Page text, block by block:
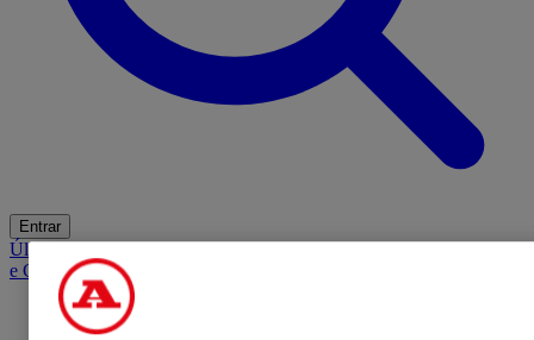
Entrar
ÚltimasMercadoOpiniãoiGaming HubA BOLA SUGEREBarba
e Cabelo